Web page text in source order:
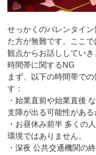
せっかくのバレンタイ
た方が無難です。ここ
観点からお話ししていき
時間帯に関するNG
まず、以下の時間帯で
す：
・始業直前や始業直後
支障が出る可能性がある
・お昼休み前半 多くの
環境ではありません。
・深夜 公共交通機関の